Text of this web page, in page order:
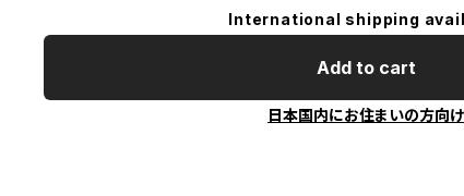
International shipping
Add to cart
日本国内にお住まいの方向け